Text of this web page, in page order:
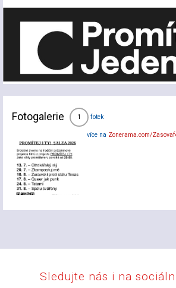
Fotogalerie 1 fotek
více na Zonerama.com/
Sledujte nás i na